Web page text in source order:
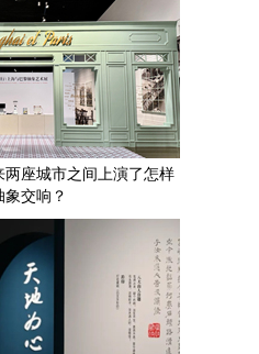
座城市之间上演了怎样
象交响？